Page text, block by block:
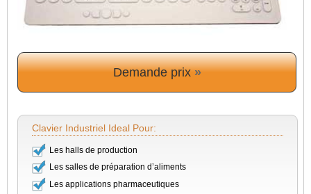
Demande prix»
Clavier Industriel Ideal Pour:
Les halls de production
Les salles de préparation d’aliments
Les applications pharmaceutiques